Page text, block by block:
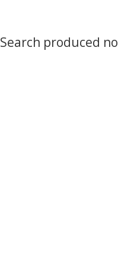
Search produced